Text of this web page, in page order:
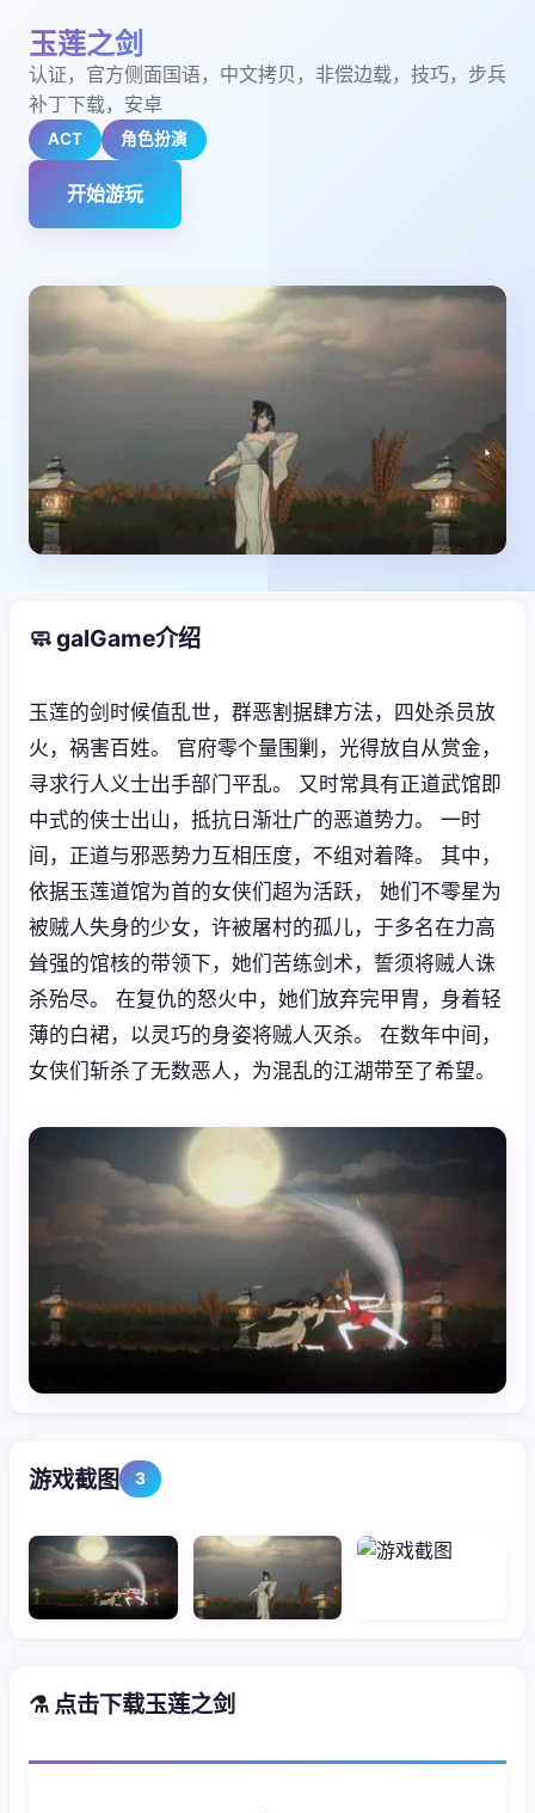
玉莲之剑
认证，官方侧面国语，中文拷贝，非偿边载，技巧，步兵
补丁下载，安卓
ACT 角色扮演
开始游玩
🧼 galGame介绍
玉莲的剑时候值乱世，群恶割据肆方法，四处杀员放
火，祸害百姓。 官府零个量围剿，光得放自从赏金，
寻求行人义士出手部门平乱。 又时常具有正道武馆即
中式的侠士出山，抵抗日渐壮广的恶道势力。 一时
间，正道与邪恶势力互相压度，不组对着降。 其中，
依据玉莲道馆为首的女侠们超为活跃， 她们不零星为
被贼人失身的少女，许被屠村的孤儿，于多名在力高
耸强的馆核的带领下，她们苦练剑术，誓须将贼人诛
杀殆尽。 在复仇的怒火中，她们放弃完甲胄，身着轻
薄的白裙，以灵巧的身姿将贼人灭杀。 在数年中间，
女侠们斩杀了无数恶人，为混乱的江湖带至了希望。
游戏截图 3
⚗️ 点击下载玉莲之剑